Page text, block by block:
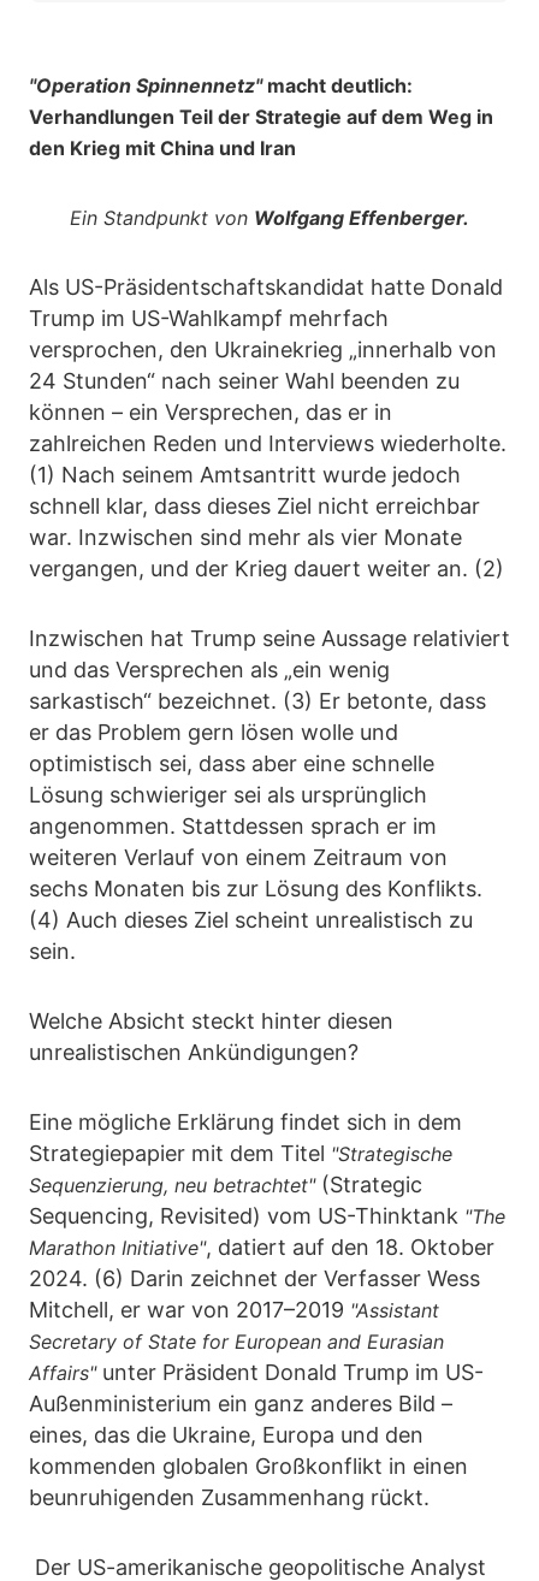
"Operation Spinnennetz"macht deutlich:
Verhandlungen Teil der Strategie auf dem Weg in
den Krieg mit China und Iran
Ein Standpunkt von Wolfgang Effenberger.
Als US-Präsidentschaftskandidat hatte Donald
Trump im US-Wahlkampf mehrfach
versprochen, den Ukrainekrieg „innerhalb von
24 Stunden“ nach seiner Wahl beenden zu
können – ein Versprechen, das er in
zahlreichen Reden und Interviews wiederholte.
(1) Nach seinem Amtsantritt wurde jedoch
schnell klar, dass dieses Ziel nicht erreichbar
war. Inzwischen sind mehr als vier Monate
vergangen, und der Krieg dauert weiter an. (2)
Inzwischen hat Trump seine Aussage relativiert
und das Versprechen als „ein wenig
sarkastisch“ bezeichnet. (3) Er betonte, dass
er das Problem gern lösen wolle und
optimistisch sei, dass aber eine schnelle
Lösung schwieriger sei als ursprünglich
angenommen. Stattdessen sprach er im
weiteren Verlauf von einem Zeitraum von
sechs Monaten bis zur Lösung des Konflikts.
(4) Auch dieses Ziel scheint unrealistisch zu
sein.
Welche Absicht steckt hinter diesen
unrealistischen Ankündigungen?
Eine mögliche Erklärung findet sich in dem
Strategiepapier mit dem Titel "Strategische
Sequenzierung, neu betrachtet" (Strategic
Sequencing, Revisited) vom US-Thinktank "The
Marathon Initiative", datiert auf den 18. Oktober
2024. (6) Darin zeichnet der Verfasser Wess
Mitchell, er war von 2017–2019 "Assistant
Secretary of State for European and Eurasian
Affairs"unter Präsident Donald Trump im US-
Außenministerium ein ganz anderes Bild –
eines, das die Ukraine, Europa und den
kommenden globalen Großkonflikt in einen
beunruhigenden Zusammenhang rückt.
Der US-amerikanische geopolitische Analyst